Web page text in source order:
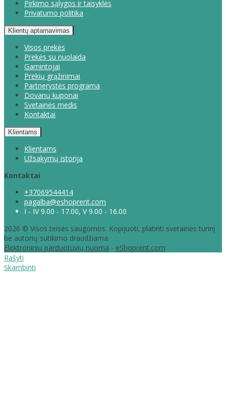
Pirkimo sąlygos ir taisyklės
Privatumo politika
Klientų aptarnavimas
Visos prekės
Prekės su nuolaida
Gamintojai
Prekių grąžinimai
Partnerystės programa
Dovanų kuponai
Svetainės medis
Kontaktai
Klientams
Klientams
Užsakymų istorija
Kontaktai
+37069544414
pagalba@eshoprent.com
I - IV 9.00 - 17.00, V 9.00 - 16.00
2026 © Visos teisės saugomos. Kopijuoti, platinti svetainės turinį
be autorių sutikimo draudžiama.
Elektroninių parduotuvių nuoma - eShoprent.com
Rašyti
Skambinti